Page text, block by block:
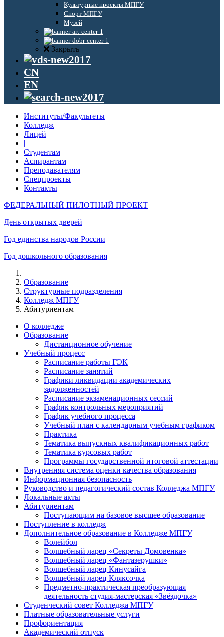
Культурные проекты МПГУ
Спорт МПГУ
Музей
Закрыть
CN
EN
Институты/Факультеты
Колледж
Лицей
|
Студентам
Аспирантам
Преподавателям
Спецпроекты
Контакты
ФЕДЕРАЛЬНЫЙ ПИЛОТНЫЙ ПРОЕКТ
День открытых дверей
Год единства народов России
Год дошкольного образования
Образование
Структурные подразделения
Колледж МПГУ
Абитуриентам
О колледже
Образование
Дистанционное обучение
Учебный процесс
Расписание работы ГЭК
Расписание занятий
Графики ликвидации академических
задолженностей
Расписание экзаменационных сессий
График контрольных мероприятий
График учебного процесса
Учебный план с календарным учебным графиком
Практика
Тематика выпускных квалификационных работ
Тематика курсовых работ
Программы государственной итоговой аттестации
Внутренняя система оценки качества образования
Информационная безопасность
Руководство и педагогический состав Колледжа МПГУ
Локальные акты
Абитуриентам
Поступающим на базовое высшее образование
Поступление в колледж
Дополнительное образование в Колледже МПГУ
Волейбол
Волшебный ларец «Секреты Домовенка»
Волшебный ларец «Фантазерушки»
Волшебный ларец Кинусайга
Волшебный ларец Кляксочка
Предметно-практическая преобразующая
деятельность студия-мастерская «Звёздочка»
Студенческий совет Колледжа МПГУ
Платные образовательные услуги
Профориентация
Академический отпуск